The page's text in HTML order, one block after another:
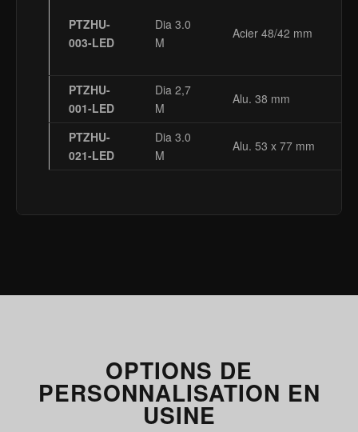
PTZHU-
003-LED
Dia 3.0
M
Acier 48/42 mm
PTZHU-
001-LED
Dia 2,7
M
Alu. 38 mm
PTZHU-
021-LED
Dia 3.0
M
Alu. 53 x 77 mm
OPTIONS DE
PERSONNALISATION EN
USINE